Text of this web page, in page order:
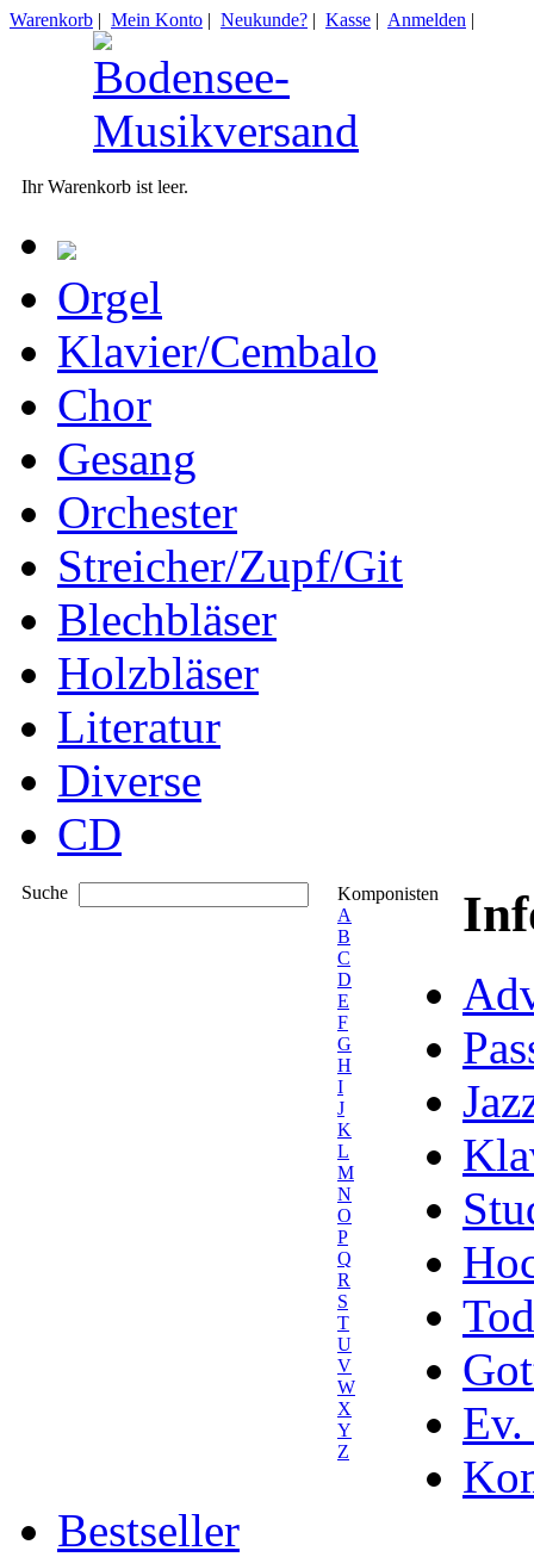
Warenkorb | Mein Konto | Neukunde? | Kasse | Anmelden |
Ihr Warenkorb ist leer.
Orgel
Klavier/Cembalo
Chor
Gesang
Orchester
Streicher/Zupf/Git
Blechbläser
Holzbläser
Literatur
Diverse
CD
Suche
Komponisten
A
B
C
D
E
F
G
H
I
J
K
L
M
N
O
P
Q
R
S
T
U
V
W
X
Y
Z
Ev.
Bestseller